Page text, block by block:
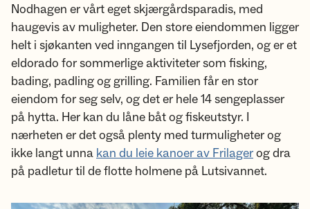
Nodhagen er vårt eget skjærgårdsparadis, med
haugevis av muligheter. Den store eiendommen ligger
helt i sjøkanten ved inngangen til Lysefjorden, og er et
eldorado for sommerlige aktiviteter som fisking,
bading, padling og grilling. Familien får en stor
eiendom for seg selv, og det er hele 14 sengeplasser
på hytta. Her kan du låne båt og fiskeutstyr. I
nærheten er det også plenty med turmuligheter og
ikke langt unna kan du leie kanoer av Frilagerog dra
på padletur til de flotte holmene på Lutsivannet.